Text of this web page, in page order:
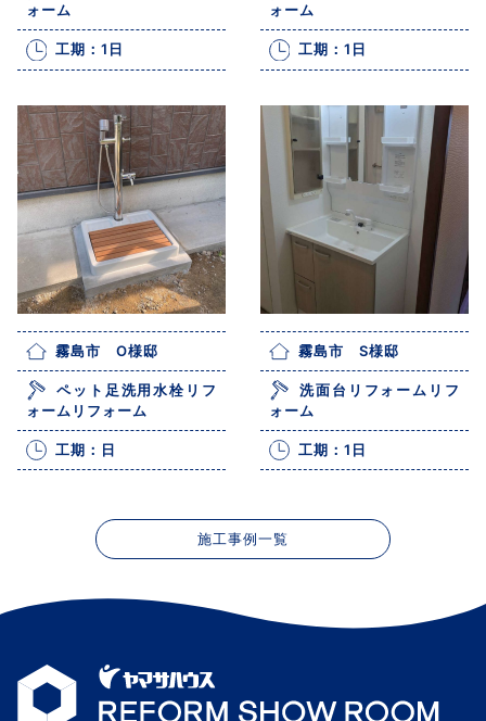
ォーム
工期：1日
ォーム
工期：1日
霧島市 O様邸
ペット足洗用水栓リフ
ォームリフォーム
工期：日
霧島市 S様邸
洗面台リフォームリフ
ォーム
工期：1日
施工事例一覧